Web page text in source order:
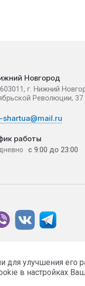
Новгород
г. Нижний
Революции, 37
shartua@mail.ru
работы
с 9:00 до 23:00
для улучшения
в настройках